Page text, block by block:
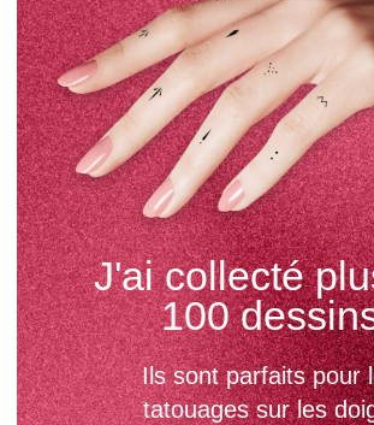
Portfolio Сollaborations
Vos données sont traitées en toute sécurité par
Stripe
Terms of use Data privicy Cookie Policy